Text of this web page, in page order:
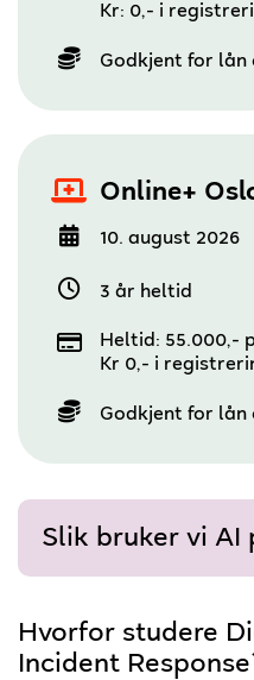
Kr: 0,- i
Godkjent for lån
Online+
10. august 2026
3 år heltid
Heltid: 55.000,-
Kr 0,- i
Godkjent for lån
Slik bruker vi AI
Hvorfor studere
Incident